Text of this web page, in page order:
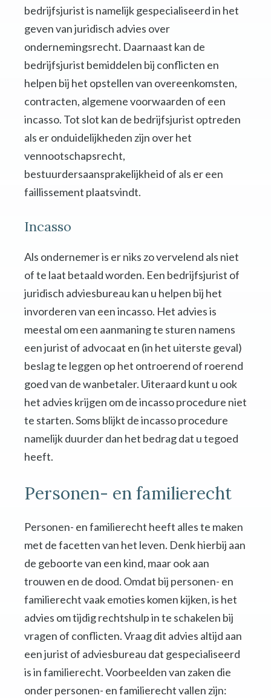
bedrijfsjurist is namelijk gespecialiseerd in het
geven van juridisch advies over
ondernemingsrecht. Daarnaast kan de
bedrijfsjurist bemiddelen bij conflicten en
helpen bij het opstellen van overeenkomsten,
contracten, algemene voorwaarden of een
incasso. Tot slot kan de bedrijfsjurist optreden
als er onduidelijkheden zijn over het
vennootschapsrecht,
bestuurdersaansprakelijkheid of als er een
faillissement plaatsvindt.
Incasso
Als ondernemer is er niks zo vervelend als niet
of te laat betaald worden. Een bedrijfsjurist of
juridisch adviesbureau kan u helpen bij het
invorderen van een incasso. Het advies is
meestal om een aanmaning te sturen namens
een jurist of advocaat en (in het uiterste geval)
beslag te leggen op het ontroerend of roerend
goed van de wanbetaler. Uiteraard kunt u ook
het advies krijgen om de incasso procedure niet
te starten. Soms blijkt de incasso procedure
namelijk duurder dan het bedrag dat u tegoed
heeft.
Personen- en familierecht
Personen- en familierecht heeft alles te maken
met de facetten van het leven. Denk hierbij aan
de geboorte van een kind, maar ook aan
trouwen en de dood. Omdat bij personen- en
familierecht vaak emoties komen kijken, is het
advies om tijdig rechtshulp in te schakelen bij
vragen of conflicten. Vraag dit advies altijd aan
een jurist of adviesbureau dat gespecialiseerd
is in familierecht. Voorbeelden van zaken die
onder personen- en familierecht vallen zijn: